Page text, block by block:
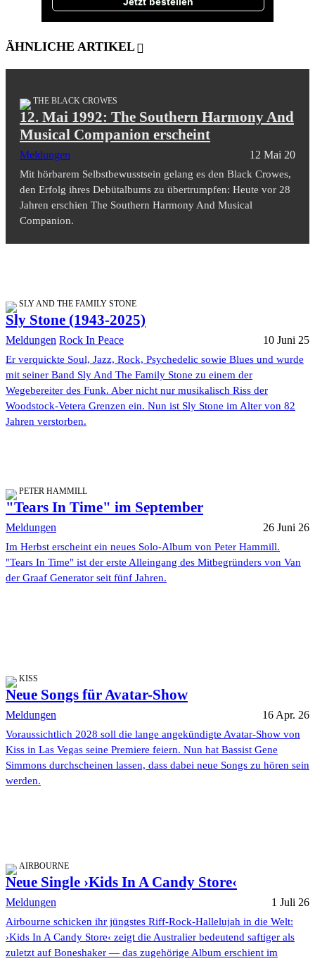
ÄHNLICHE ARTIKEL
THE BLACK CROWES
12. Mai 1992: The Southern Harmony And
Musical Companion erscheint
Meldungen 12 Mai 20
Mit hörbarem Selbstbewusstsein gelang es den Black Crowes,
den Erfolg ihres Debütalbums zu übertrumpfen: Heute vor 28
Jahren erschien The Southern Harmony And Musical
Companion.
SLY AND THE FAMILY STONE
Sly Stone (1943-2025)
Meldungen Rock In Peace 10 Juni 25
Er verquickte Soul, Jazz, Rock, Psychedelic sowie Blues und wurde
mit seiner Band Sly And The Family Stone zu einem der
Wegebereiter des Funk. Aber nicht nur musikalisch Riss der
Woodstock-Vetera Grenzen ein. Nun ist Sly Stone im Alter von 82
Jahren verstorben.
PETER HAMMILL
"Tears In Time" im September
Meldungen 26 Juni 26
Im Herbst erscheint ein neues Solo-Album von Peter Hammill.
"Tears In Time" ist der erste Alleingang des Mitbegründers von Van
der Graaf Generator seit fünf Jahren.
KISS
Neue Songs für Avatar-Show
Meldungen 16 Apr. 26
Voraussichtlich 2028 soll die lange angekündigte Avatar-Show von
Kiss in Las Vegas seine Premiere feiern. Nun hat Bassist Gene
Simmons durchscheinen lassen, dass dabei neue Songs zu hören sein
werden.
AIRBOURNE
Neue Single ›Kids In A Candy Store‹
Meldungen 1 Juli 26
Airbourne schicken ihr jüngstes Riff-Rock-Hallelujah in die Welt:
›Kids In A Candy Store‹ zeigt die Australier bedeutend saftiger als
zuletzt auf Boneshaker — das zugehörige Album erschient im